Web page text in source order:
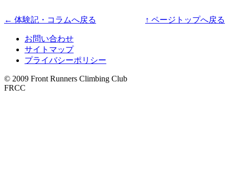
← 体験記・コラムへ戻る ↑ ページトップへ戻る
お問い合わせ
サイトマップ
プライバシーポリシー
© 2009 Front Runners Climbing Club
FRCC